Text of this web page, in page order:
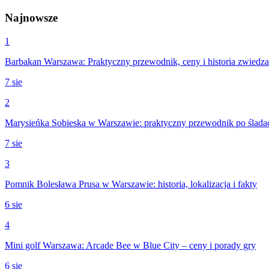
Najnowsze
1
Barbakan Warszawa: Praktyczny przewodnik, ceny i historia
7 sie
2
Marysieńka Sobieska w Warszawie: praktyczny przewodnik po
7 sie
3
Pomnik Bolesława Prusa w Warszawie: historia, lokalizacja i fakty
6 sie
4
Mini golf Warszawa: Arcade Bee w Blue City – ceny i porady gry
6 sie